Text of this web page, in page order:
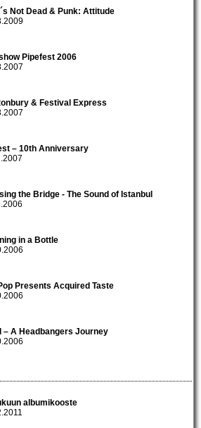
Not Dead & Punk: Attitude
Pipefest 2006
& Festival Express
– 10th Anniversary
the Bridge - The Sound of Istanbul
in a Bottle
Presents Acquired Taste
– A Headbangers Journey
albumikooste